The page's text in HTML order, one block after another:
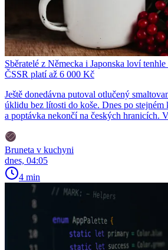
Sběratelé z Německa i Japonska loví
ČSSR platí až 6 000 Kč
Ještě donedávna putoval otlučený
úklidu bez lítosti do koše. Dnes po
a poptávka nekončí na českých hranicích.
Bruneta v kuchyni
dnes, 04:05
4 min